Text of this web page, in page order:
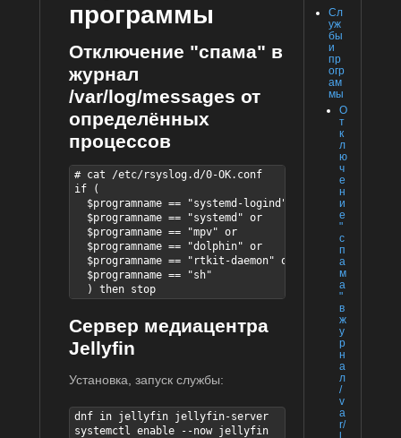
Сл
уж
бы
и
пр
огр
ам
мы
О
т
к
л
ю
ч
е
н
и
е
"
с
п
а
м
а
"
в
ж
у
р
н
а
л
/
v
a
r/
программы
Отключение "спама" в
журнал
/var/log/messages от
определённых
процессов
# cat /etc/rsyslog.d/0-OK.conf
if (
  $programname == "systemd-logind" or
  $programname == "systemd" or
  $programname == "mpv" or
  $programname == "dolphin" or
  $programname == "rtkit-daemon" or
  $programname == "sh"
  ) then stop
Сервер медиацентра
Jellyfin
Установка, запуск службы:
dnf in jellyfin jellyfin-server
systemctl enable --now jellyfin